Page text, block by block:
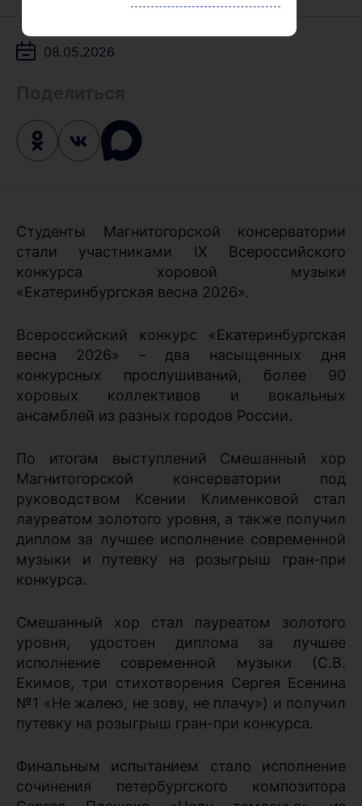
08.05.2026
Студенты Магнитогорской консерватории
стали участниками IX Всероссийского
конкурса хоровой музыки
«Екатеринбургская весна 2026».
Всероссийский конкурс «Екатеринбургская
весна 2026» – два насыщенных дня
конкурсных прослушиваний, более 90
хоровых коллективов и вокальных
ансамблей из разных городов России.
По итогам выступлений Смешанный хор
Магнитогорской консерватории под
руководством Ксении Клименковой стал
лауреатом золотого уровня, а также получил
диплом за лучшее исполнение современной
музыки и путевку на розыгрыш гран-при
конкурса.
Смешанный хор стал лауреатом золотого
уровня, удостоен диплома за лучшее
исполнение современной музыки (С.В.
Екимов, три стихотворения Сергея Есенина
№1 «Не жалею, не зову, не плачу») и получил
путевку на розыгрыш гран-при конкурса.
Финальным испытанием стало исполнение
сочинения петербургского композитора